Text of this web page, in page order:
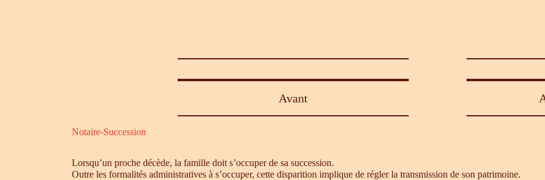
Avant
Notaire-Succession
Lorsqu’un proche décède, la famille doit s’occuper de sa succession.
Outre les formalités administratives à s’occuper, cette disparition implique de régler la transmission de son patrimoine.